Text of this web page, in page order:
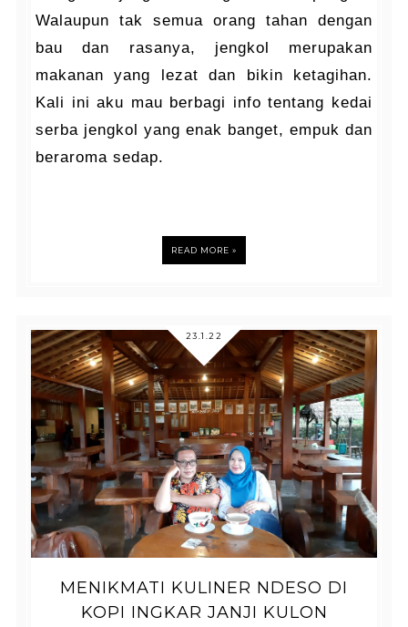
Walaupun tak semua orang tahan dengan
bau dan rasanya, jengkol merupakan
makanan yang lezat dan bikin ketagihan.
Kali ini aku mau berbagi info tentang kedai
serba jengkol yang enak banget, empuk dan
beraroma sedap.
READ MORE »
23.1.22
MENIKMATI KULINER NDESO DI
KOPI INGKAR JANJI KULON